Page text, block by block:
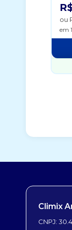
ou
em
Climix
CNPJ: